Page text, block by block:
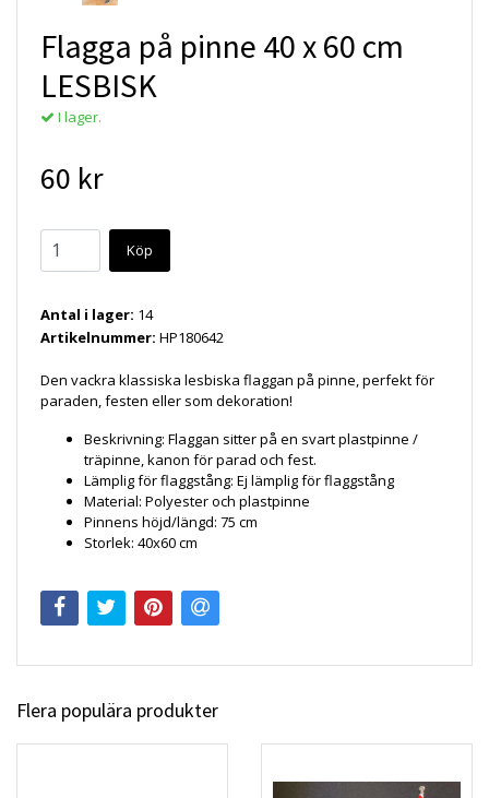
Flagga på pinne 40 x 60 cm
LESBISK
I lager.
60 kr
Köp
Antal i lager: 14
Artikelnummer: HP180642
Den vackra klassiska lesbiska flaggan på pinne, perfekt för
paraden, festen eller som dekoration!
Beskrivning: Flaggan sitter på en svart plastpinne /
träpinne, kanon för parad och fest.
Lämplig för flaggstång: Ej lämplig för flaggstång
Material: Polyester och plastpinne
Pinnens höjd/längd: 75 cm
Storlek: 40x60 cm
Flera populära produkter